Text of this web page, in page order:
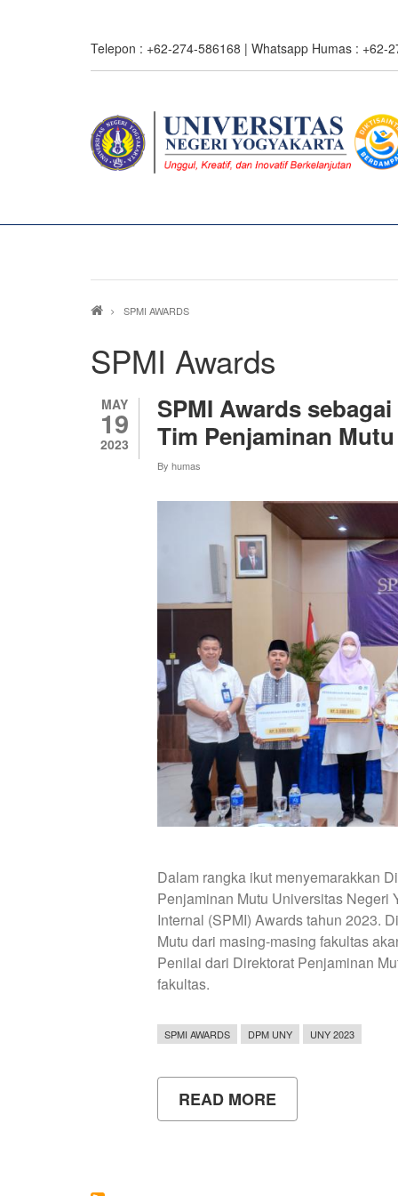
Telepon : +62-274-586168 | Whatsapp Humas : +62-
Breadcrumb
SPMI AWARDS
SPMI Awards
MAY
19
2023
SPMI Awards
Tim Penjaminan Mutu
By humas
Dalam rangka ikut menyemarakkan
Penjaminan Mutu Universitas Negeri
Internal (SPMI) Awards tahun 2023.
Mutu dari masing-masing fakultas
Penilai dari Direktorat Penjaminan
fakultas.
SPMI AWARDS DPM UNY UNY 2023
READ MORE
SPMI